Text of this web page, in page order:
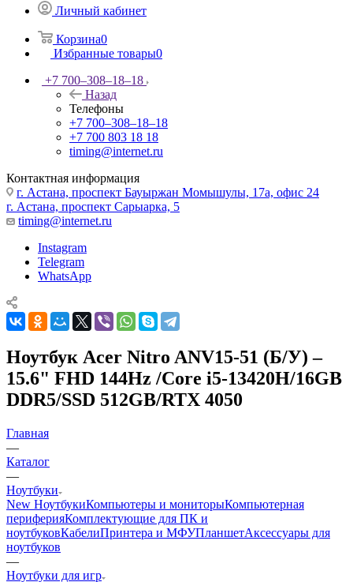
Личный кабинет
Корзина0
Избранные товары0
+7 700‒308‒18‒18
Назад
Телефоны
+7 700‒308‒18‒18
+7 700 803 18 18
timing@internet.ru
Контактная информация
г. Астана, проспект Бауыржан Момышулы, 17а, офис 24
г. Астана, проспект Сарыарка, 5
timing@internet.ru
Instagram
Telegram
WhatsApp
Ноутбук Acer Nitro ANV15-51 (Б/У) –
15.6" FHD 144Hz /Core i5-13420H/16GB
DDR5/SSD 512GB/RTX 4050
Главная
—
Каталог
—
Ноутбуки
New НоутбукиКомпьютеры и мониторыКомпьютерная
периферияКомплектующие для ПК и
ноутбуковКабелиПринтера и МФУПланшетАксессуары для
ноутбуков
—
Ноутбуки для игр